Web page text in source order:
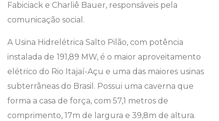
Fabiciack e Charliê Bauer, responsáveis pela
comunicação social.
A Usina Hidrelétrica Salto Pilão, com potência
instalada de 191,89 MW, é o maior aproveitamento
elétrico do Rio Itajaí-Açu e uma das maiores usinas
subterrâneas do Brasil. Possui uma caverna que
forma a casa de força, com 57,1 metros de
comprimento, 17m de largura e 39,8m de altura.